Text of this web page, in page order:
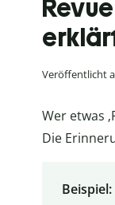
Veröffentlicht
Wer etwas
Die